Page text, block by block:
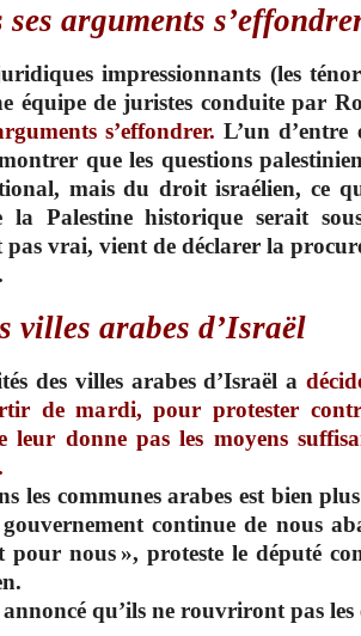
arguments
impressionnants (les
équipe de juristes conduite par
s’effondrer.L’un d’entre
que les questions
mais du droit israélien, ce
la Palestine historique serait
pas vrai, vient de déclarer la
villes arabes d’Israël
des villes arabes d’Israël a
de mardi, pour protester
leur donne pas les moyens
les communes arabes est bien
continue de nous
pour nous », proteste le député
qu’ils ne rouvriront pas les